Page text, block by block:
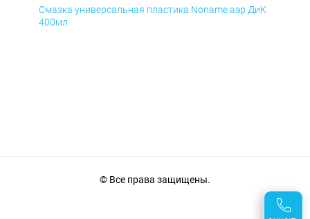
Смазка универсальная пластика Noname аэр ДиК
400мл
© Все права защищены.